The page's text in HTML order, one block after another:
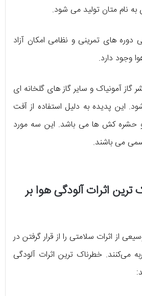
نام متان تولید می شود.
دوره های تمرینی و نظامی امکان آزاد
وجود دارد.
گاز آمونیاک و سایر گاز های گلخانه ای
این پدیده به دلیل استفاده از آفت
کش ها می باشد. این سه مورد
سمی می باشند.
ترین اثرات آلودگی هوا بر
از اثرات سلامتی را از قرار گرفتن در
می‌کنند. خطرناک ترین اثرات آلودگی